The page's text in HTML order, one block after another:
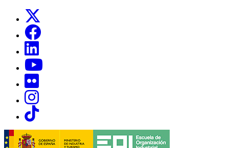
Links, Opens in this window
Links, Opens in this window
Links, Opens in this window
Links, Opens in this window
Links, Opens in this window